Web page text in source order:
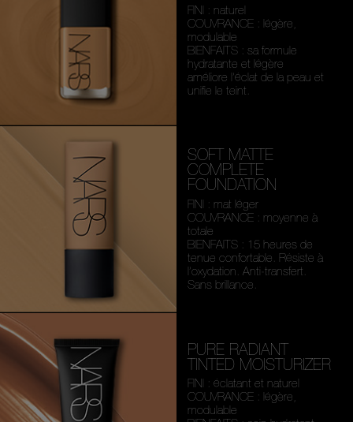
FINI : naturel
COUVRANCE : légère,
modulable
BIENFAITS : sa formule
hydratante et légère
améliore l’éclat de la peau et
unifie le teint.
SOFT MATTE
COMPLETE
FOUNDATION
FINI : mat léger
COUVRANCE : moyenne à
totale
BIENFAITS : 15 heures de
tenue confortable. Résiste à
l’oxydation. Anti-transfert.
Sans brillance.
PURE RADIANT
TINTED MOISTURIZER
FINI : éclatant et naturel
COUVRANCE : légère,
modulable